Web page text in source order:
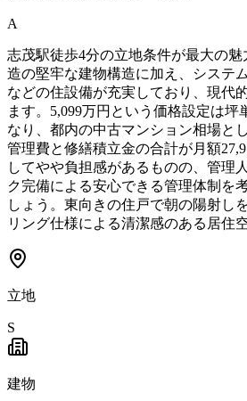
A
志茂駅徒歩4分の立地条件が最大の
造の堅牢な建物構造に加え、システ
などの住設備が充実しており、現代
ます。5,099万円という価格設定は坪
なり、都内の中古マンション相場と
管理費と修繕積立金の合計が月額
してやや負担感があるものの、管理
ク完備による安心できる管理体制を
しょう。東向きの住戸で朝の陽射し
リング仕様による清潔感のある居住
立地
S
建物